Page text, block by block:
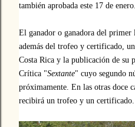
también aprobada este 17 de enero.
El ganador o ganadora del
además del trofeo y certificado,
Costa Rica y la publicación de su
Crítica "Sextante" cuyo segundo
próximamente. En las otras doce
recibirá un trofeo y un certificado.